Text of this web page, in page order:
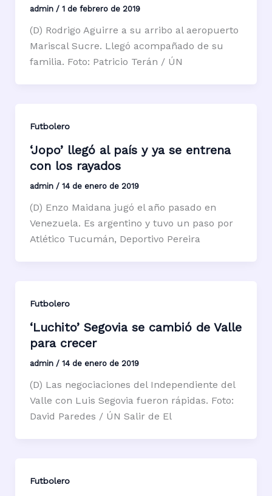
admin / 1 de febrero de 2019
(D) Rodrigo Aguirre a su arribo al aeropuerto
Mariscal Sucre. Llegó acompañado de su
familia. Foto: Patricio Terán / ÚN
Futbolero
‘Jopo’ llegó al país y ya se entrena
con los rayados
admin / 14 de enero de 2019
(D) Enzo Maidana jugó el año pasado en
Venezuela. Es argentino y tuvo un paso por
Atlético Tucumán, Deportivo Pereira
Futbolero
‘Luchito’ Segovia se cambió de Valle
para crecer
admin / 14 de enero de 2019
(D) Las negociaciones del Independiente del
Valle con Luis Segovia fueron rápidas. Foto:
David Paredes / ÚN Salir de El
Futbolero